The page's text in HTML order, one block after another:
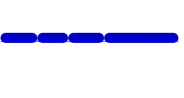
Mots-clésAuteursGlossaireRecherche avancée